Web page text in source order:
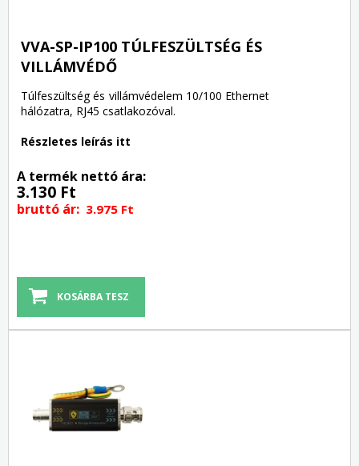
VVA-SP-IP100 TÚLFESZÜLTSÉG ÉS
VILLÁMVÉDŐ
Túlfeszültség és villámvédelem 10/100 Ethernet
hálózatra, RJ45 csatlakozóval.
Részletes leírás itt
A termék nettó ára:
3.130 Ft
bruttó ár: 3.975 Ft